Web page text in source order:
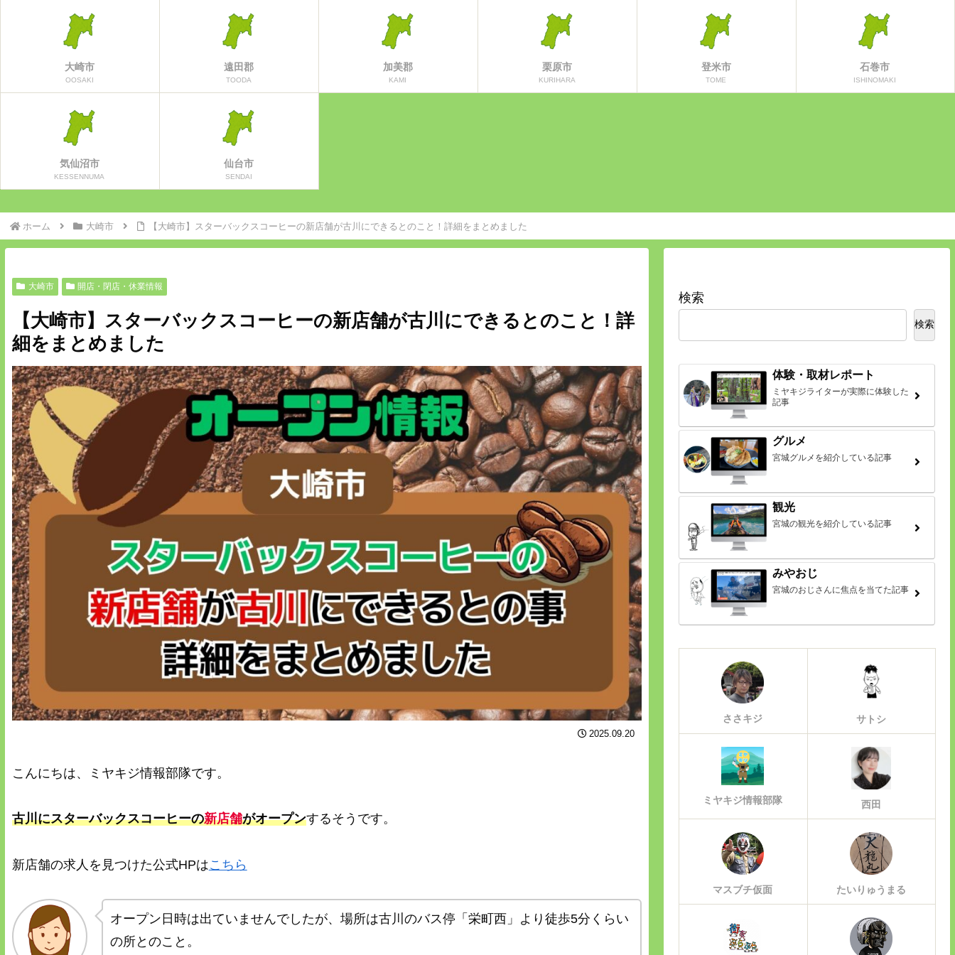
大崎市
OOSAKI
遠田郡
TOODA
加美郡
KAMI
栗原市
KURIHARA
登米市
TOME
石巻市
ISHINOMAKI
気仙沼市
KESSENNUMA
仙台市
SENDAI
ホーム 大崎市 【大崎市】スターバックスコーヒーの新店舗が古川にできるとのこと！詳細をまとめました
大崎市 開店・閉店・休業情報
【大崎市】スターバックスコーヒーの新店舗が古川にできるとのこと！詳
細をまとめました
2025.09.20
こんにちは、ミヤキジ情報部隊です。
古川にスターバックスコーヒーの新店舗がオープンするそうです。
新店舗の求人を見つけた公式HPはこちら
オープン日時は出ていませんでしたが、場所は古川のバス停「栄町西」より徒歩5分くらい
の所とのこと。
検索
検索
体験・取材レポート
ミヤキジライターが実際に体験した
記事
グルメ
宮城グルメを紹介している記事
観光
宮城の観光を紹介している記事
みやおじ
宮城のおじさんに焦点を当てた記事
ささキジ サトシ
ミヤキジ情報部隊 西田
マスブチ仮面 たいりゅうまる